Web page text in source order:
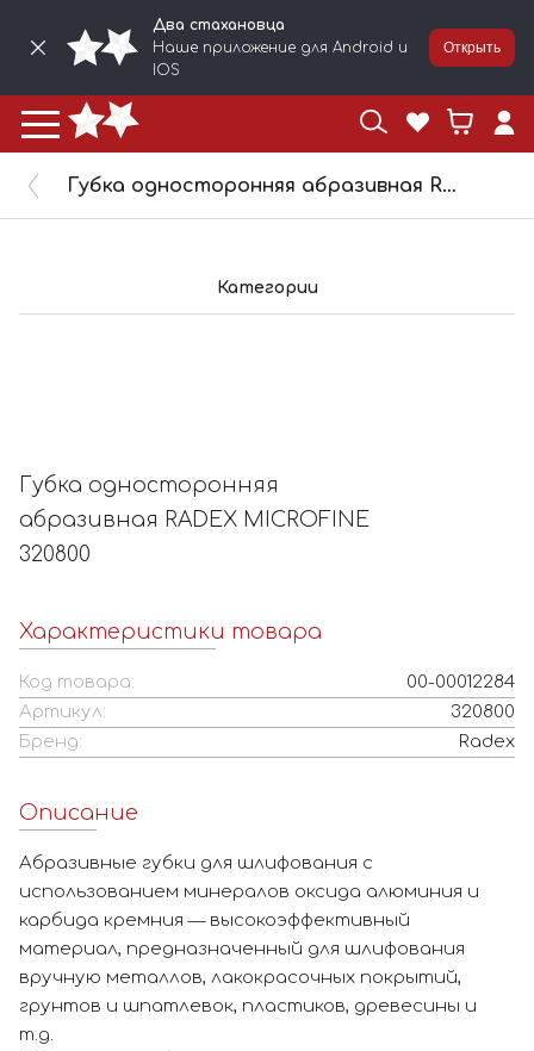
Два стахановца
Наше приложение для Android и
IOS
Открыть
Губка односторонняя абразивная RADEX MICROFINE 320800
Категории
Губка односторонняя
абразивная RADEX MICROFINE
320800
Характеристики товара
Код товара:
00-00012284
Артикул:
320800
Бренд:
Radex
Описание
Абразивные губки для шлифования с
использованием минералов оксида алюминия и
карбида кремния — высокоэффективный
материал, предназначенный для шлифования
вручную металлов, лакокрасочных покрытий,
грунтов и шпатлевок, пластиков, древесины и
т.д.